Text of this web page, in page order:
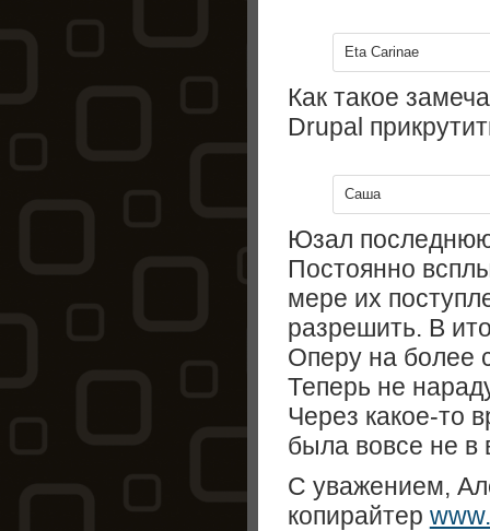
Eta Carinae
Как такое
Drupal
Саша
Юзал
Постоянно
мере их
разрешить. В
Оперу на более
Теперь не
Через какое-то
была вовсе не в
С уважением,
копирайтер